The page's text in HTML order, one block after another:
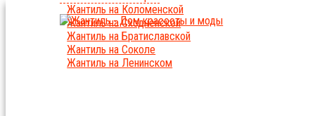
Жантиль на Коломенской
Жантиль на Сходненской
Жантиль на Братиславской
Жантиль на Соколе
Жантиль на Ленинском